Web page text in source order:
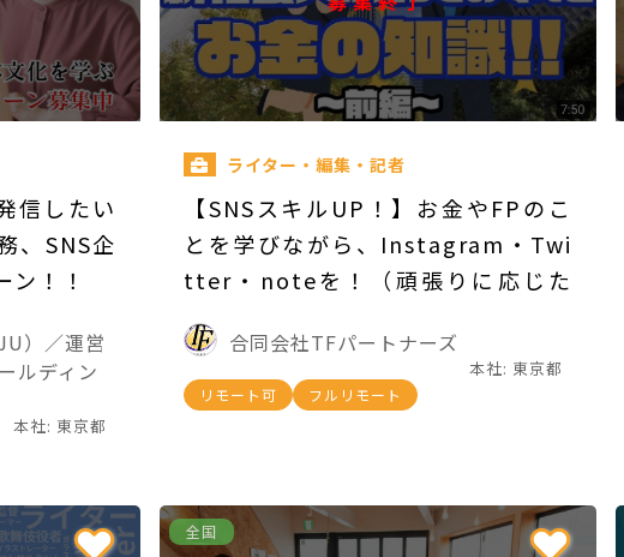
信したい
、SNS企
！！
）／運営
ルディン
本社: 東京都
ライター・編集・記者
【SNSスキルUP！】お金やFPのこ
とを学びながら、Instagram・Twi
tter・noteを！（頑張りに応じた
出来高制）
合同会社TFパートナーズ
本社: 東京都
リモート可 フルリモート
全国